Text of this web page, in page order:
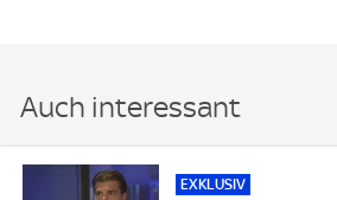
Auch interessant
EXKLUSIV